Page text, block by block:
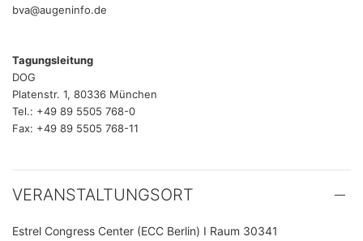
bva@augeninfo.de
Tagungsleitung
DOG
Platenstr. 1, 80336 München
Tel.: +49 89 5505 768-0
Fax: +49 89 5505 768-11
VERANSTALTUNGSORT
Estrel Congress Center (ECC Berlin) I Raum 30341